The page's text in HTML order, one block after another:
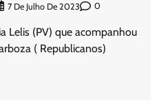
7 De Julho De 2023 0
Lelis (PV) que acompanhou
( Republicanos)